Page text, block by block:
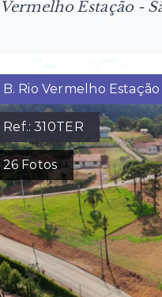
Estação -
B. Rio Vermelho Estação
Ref.:310TER
26Fotos